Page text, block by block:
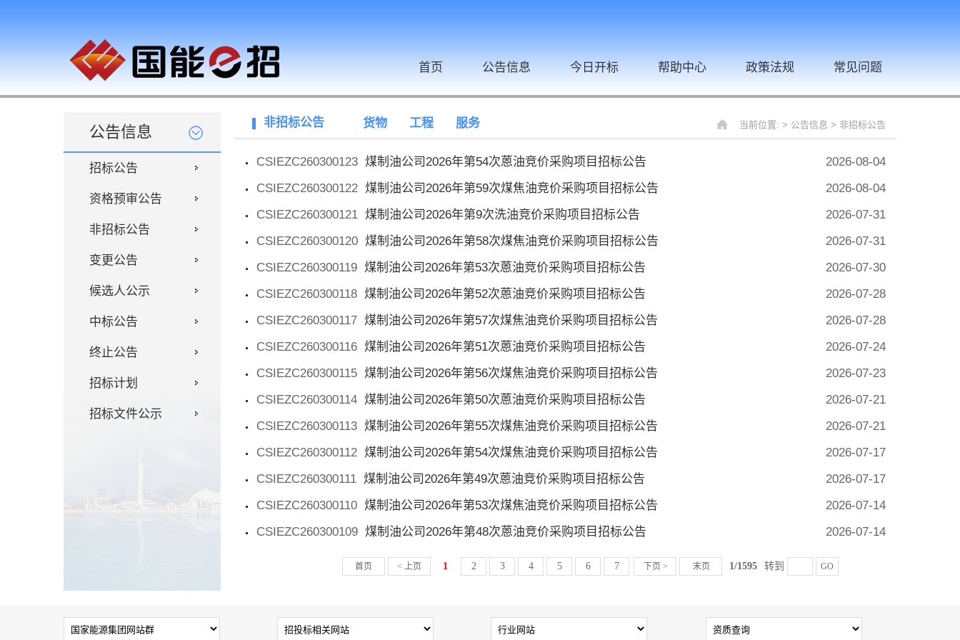
首页 公告信息 今日开标 帮助中心 政策法规 常见问题
公告信息
招标公告
资格预审公告
非招标公告
变更公告
候选人公示
中标公告
终止公告
招标计划
招标文件公示
非招标公告 货物 工程 服务 当前位置: > 公告信息 > 非招标公告
CSIEZC260300123 煤制油公司2026年第54次蒽油竞价采购项目招标公告
2026-08-04
CSIEZC260300122 煤制油公司2026年第59次煤焦油竞价采购项目招标公告
2026-08-04
CSIEZC260300121 煤制油公司2026年第9次洗油竞价采购项目招标公告
2026-07-31
CSIEZC260300120 煤制油公司2026年第58次煤焦油竞价采购项目招标公告
2026-07-31
CSIEZC260300119 煤制油公司2026年第53次蒽油竞价采购项目招标公告
2026-07-30
CSIEZC260300118 煤制油公司2026年第52次蒽油竞价采购项目招标公告
2026-07-28
CSIEZC260300117 煤制油公司2026年第57次煤焦油竞价采购项目招标公告
2026-07-28
CSIEZC260300116 煤制油公司2026年第51次蒽油竞价采购项目招标公告
2026-07-24
CSIEZC260300115 煤制油公司2026年第56次煤焦油竞价采购项目招标公告
2026-07-23
CSIEZC260300114 煤制油公司2026年第50次蒽油竞价采购项目招标公告
2026-07-21
CSIEZC260300113 煤制油公司2026年第55次煤焦油竞价采购项目招标公告
2026-07-21
CSIEZC260300112 煤制油公司2026年第54次煤焦油竞价采购项目招标公告
2026-07-17
CSIEZC260300111 煤制油公司2026年第49次蒽油竞价采购项目招标公告
2026-07-17
CSIEZC260300110 煤制油公司2026年第53次煤焦油竞价采购项目招标公告
2026-07-14
CSIEZC260300109 煤制油公司2026年第48次蒽油竞价采购项目招标公告 2026-07-14
首页 < 上页 1 2 3 4 5 6 7 下页 > 末页 1/1595 转到 GO